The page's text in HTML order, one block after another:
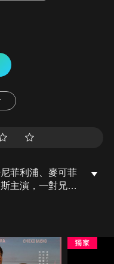
菲利浦、麥可菲
主演，一對兄妹